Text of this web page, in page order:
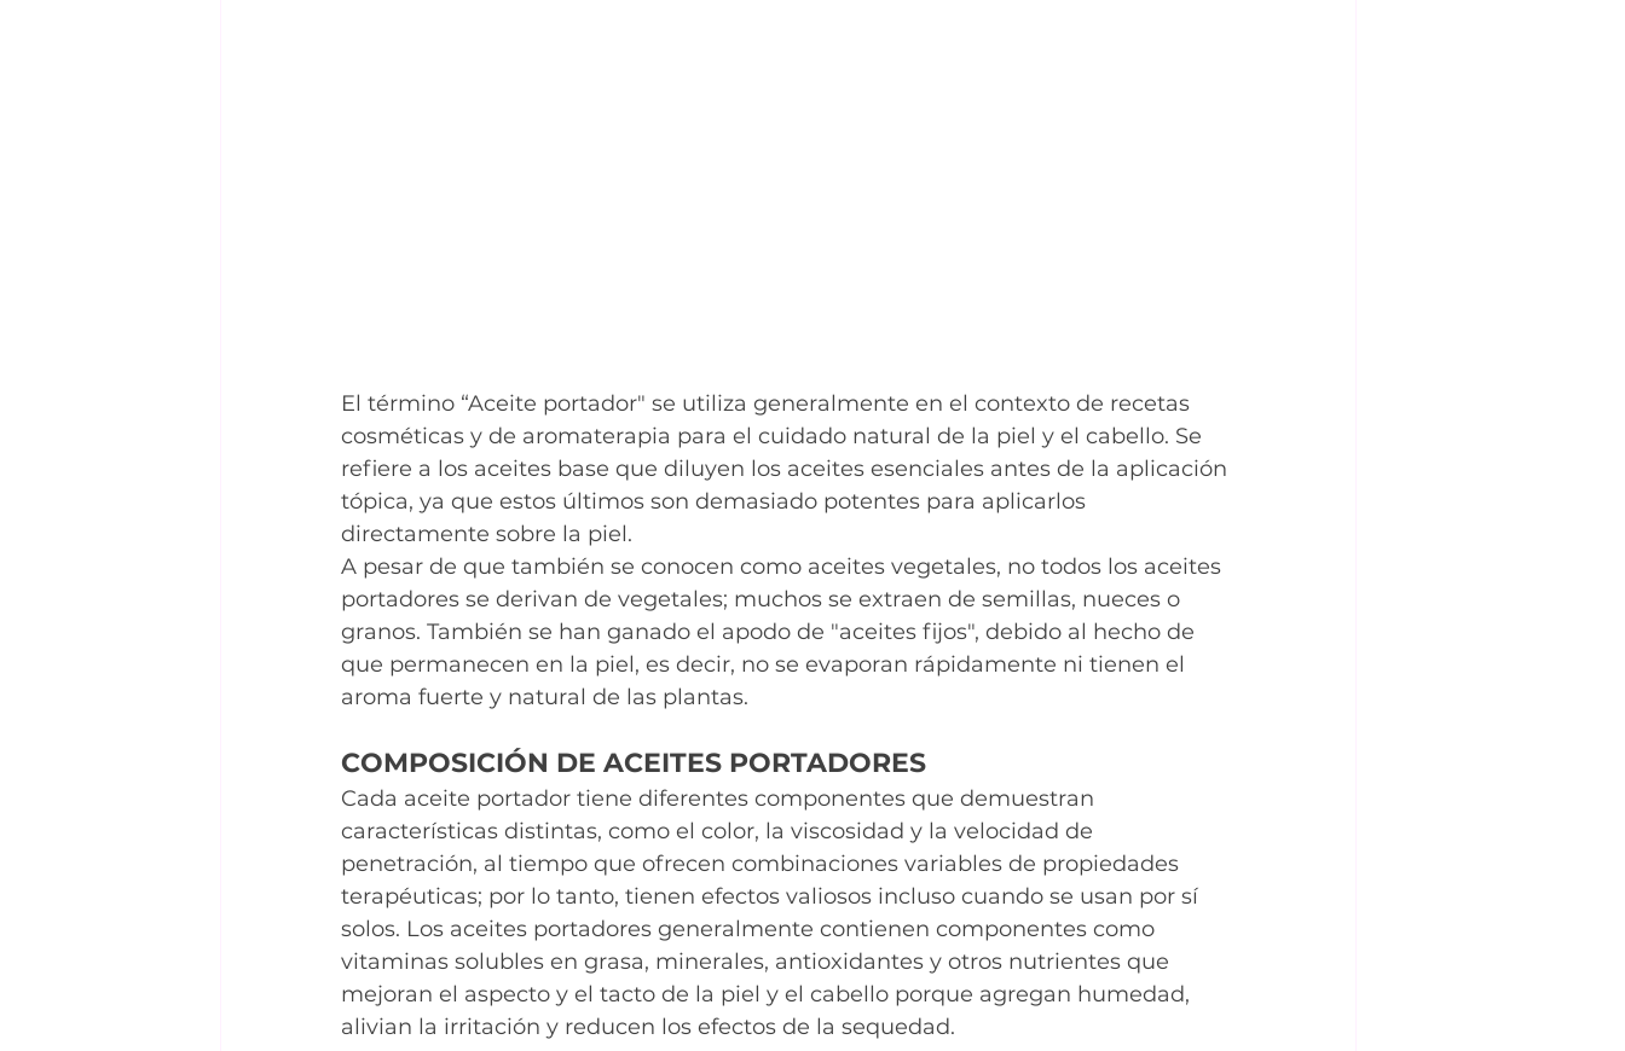
El término “Aceite portador" se utiliza generalmente en el contexto de recetas
cosméticas y de aromaterapia para el cuidado natural de la piel y el cabello. Se
refiere a los aceites base que diluyen los aceites esenciales antes de la aplicación
tópica, ya que estos últimos son demasiado potentes para aplicarlos
directamente sobre la piel.
A pesar de que también se conocen como aceites vegetales, no todos los aceites
portadores se derivan de vegetales; muchos se extraen de semillas, nueces o
granos. También se han ganado el apodo de "aceites fijos", debido al hecho de
que permanecen en la piel, es decir, no se evaporan rápidamente ni tienen el
aroma fuerte y natural de las plantas.
COMPOSICIÓN DE ACEITES PORTADORES
Cada aceite portador tiene diferentes componentes que demuestran
características distintas, como el color, la viscosidad y la velocidad de
penetración, al tiempo que ofrecen combinaciones variables de propiedades
terapéuticas; por lo tanto, tienen efectos valiosos incluso cuando se usan por sí
solos. Los aceites portadores generalmente contienen componentes como
vitaminas solubles en grasa, minerales, antioxidantes y otros nutrientes que
mejoran el aspecto y el tacto de la piel y el cabello porque agregan humedad,
alivian la irritación y reducen los efectos de la sequedad.